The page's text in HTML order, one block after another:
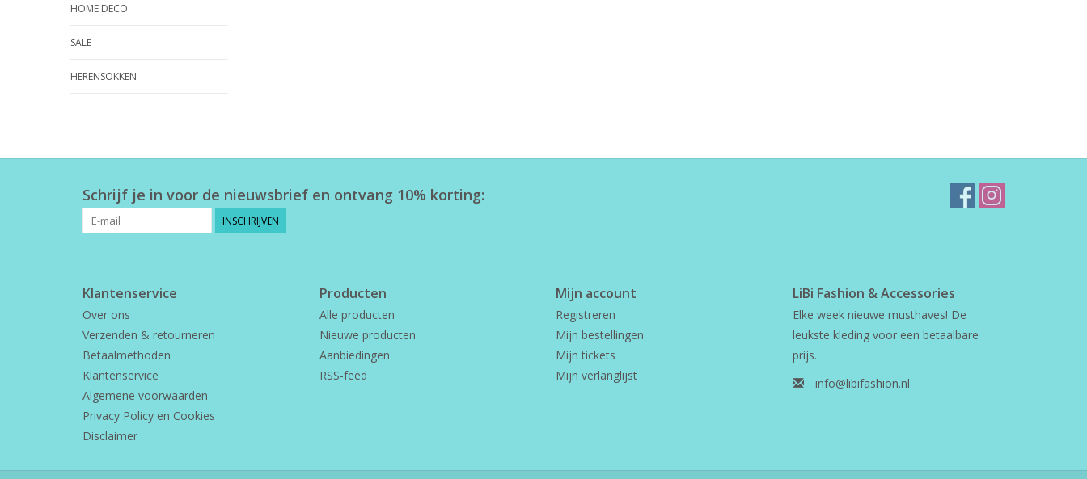
HOME DECO
SALE
HERENSOKKEN
Schrijf je in voor de nieuwsbrief en ontvang 10% korting:
INSCHRIJVEN
Klantenservice
Over ons
Verzenden & retourneren
Betaalmethoden
Klantenservice
Algemene voorwaarden
Privacy Policy en Cookies
Disclaimer
Producten
Alle producten
Nieuwe producten
Aanbiedingen
RSS-feed
Mijn account
Registreren
Mijn bestellingen
Mijn tickets
Mijn verlanglijst
LiBi Fashion & Accessories
Elke week nieuwe musthaves! De
leukste kleding voor een betaalbare
prijs.
info@libifashion.nl